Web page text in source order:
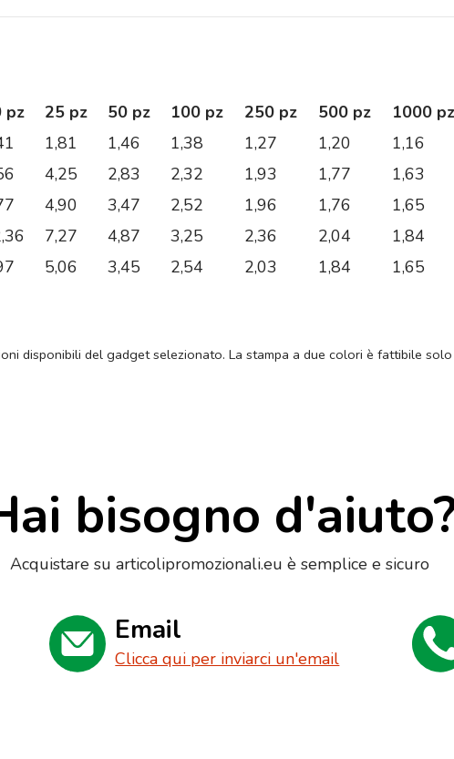
pz 25 pz 50 pz 100 pz 250 pz 500 pz 1000 pz
1,81 1,46 1,38 1,27 1,20 1,16
4,25 2,83 2,32 1,93 1,77 1,63
4,90 3,47 2,52 1,96 1,76 1,65
7,27 4,87 3,25 2,36 2,04 1,84
5,06 3,45 2,54 2,03 1,84 1,65
disponibili del gadget selezionato. La stampa a due colori è fattibile
bisogno
Acquistare su articolipromozionali.eu è semplice e sicuro
Email
Clicca qui per inviarci un'email